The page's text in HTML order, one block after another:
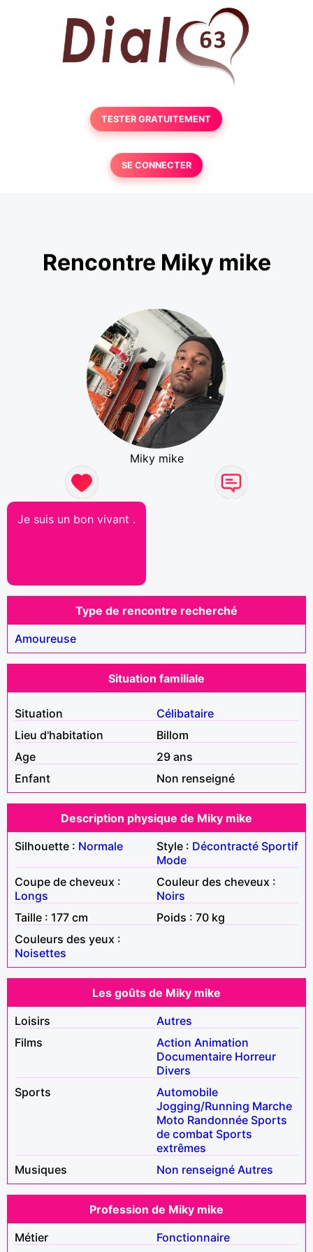
TESTER GRATUITEMENT
SE CONNECTER
Rencontre Miky mike
Miky mike
Je suis un bon vivant .
Type de rencontre recherché
Amoureuse
Situation familiale
Situation
Célibataire
Lieu d'habitation
Billom
Age
29 ans
Enfant
Non renseigné
Description physique de Miky mike
Silhouette : Normale Style : Décontracté Sportif
Mode
Coupe de cheveux :
Longs
Couleur des cheveux :
Noirs
Taille : 177 cm
Poids : 70 kg
Couleurs des yeux :
Noisettes
Les goûts de Miky mike
Loisirs
Autres
Films
Action Animation
Documentaire Horreur
Divers
Sports
Automobile
Jogging/Running Marche
Moto Randonnée Sports
de combat Sports
extrêmes
Musiques
Non renseigné Autres
Profession de Miky mike
Métier
Fonctionnaire